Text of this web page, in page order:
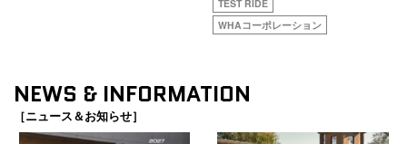
TEST RIDE
WHAコーポレーション
NEWS & INFORMATION
［ニュース＆お知らせ］